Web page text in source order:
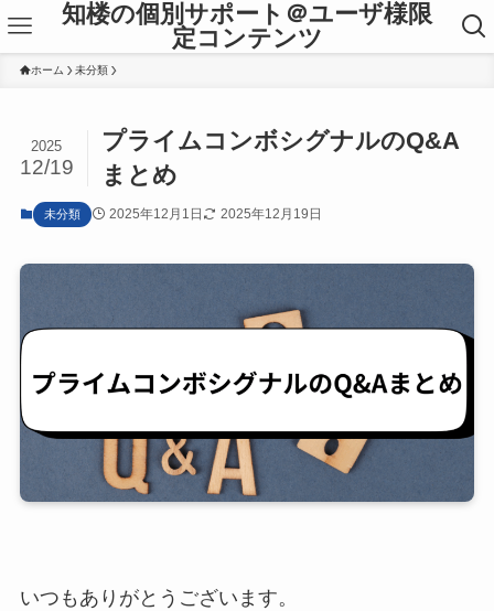
知楼の個別サポート＠ユーザ様限
定コンテンツ
ホーム 未分類
プライムコンボシグナルのQ&A
まとめ
2025
12/19
未分類 2025年12月1日 2025年12月19日
いつもありがとうございます。